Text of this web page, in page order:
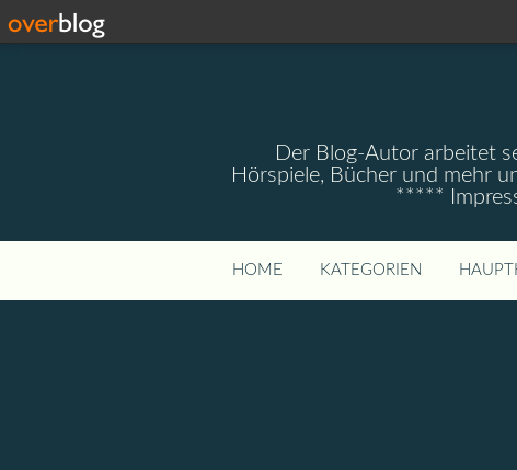
Der Blog-Autor arbeitet
Hörspiele, Bücher und mehr
*****
HOME KATEGORIEN